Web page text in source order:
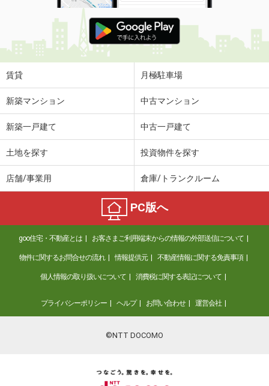
賃貸 月極駐車場
新築マンション 中古マンション
新築一戸建て 中古一戸建て
土地を探す 投資物件を探す
店舗/事業用 倉庫/トランクルーム
PC版へ
goo住宅・不動産とは お客さまご利用端末からの情報の外部送信について
物件に関するお問合せの流れ 情報提供元 不動産情報に関する免責事項
個人情報の取り扱いについて 消費税に関する表記について
プライバシーポリシー ヘルプ お問い合わせ 運営会社
©NTT DOCOMO